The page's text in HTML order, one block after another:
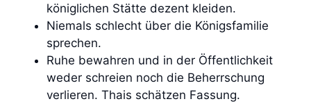
königlichen Stätte dezent kleiden.
Niemals schlecht über die Königsfamilie
sprechen.
Ruhe bewahren und in der Öffentlichkeit
weder schreien noch die Beherrschung
verlieren. Thais schätzen Fassung.